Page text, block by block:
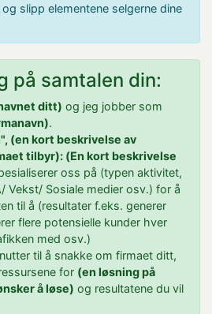
slipp elementene selgerne dine
på samtalen din:
ditt) og jeg jobber som
.
(en kort beskrivelse av
tilbyr): (En kort beskrivelse
oss på (typen aktivitet,
Vekst/ Sosiale medier osv.) for å
til å (resultater f.eks. generer
flere potensielle kunder hver
med osv.)
til å snakke om firmaet ditt,
for (en løsning på
å løse) og resultatene du vil